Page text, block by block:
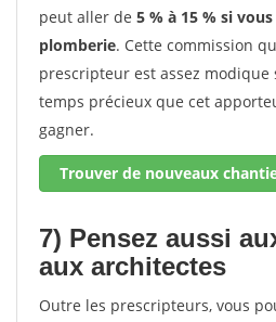
peut aller de 5 % à 15 % si
plomberie. Cette commission
prescripteur est assez modique
temps précieux que cet
gagner.
Trouver de nouveaux
7) Pensez aussi
aux architectes
Outre les prescripteurs, vous